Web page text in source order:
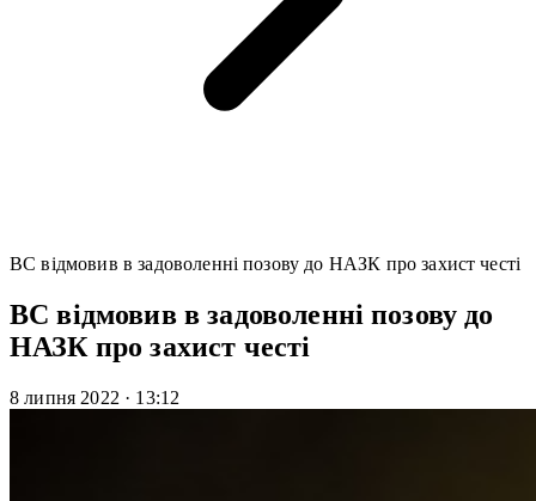
ВС відмовив в задоволенні позову до НАЗК про захист честі
ВС відмовив в задоволенні позову до
НАЗК про захист честі
8 липня 2022 · 13:12